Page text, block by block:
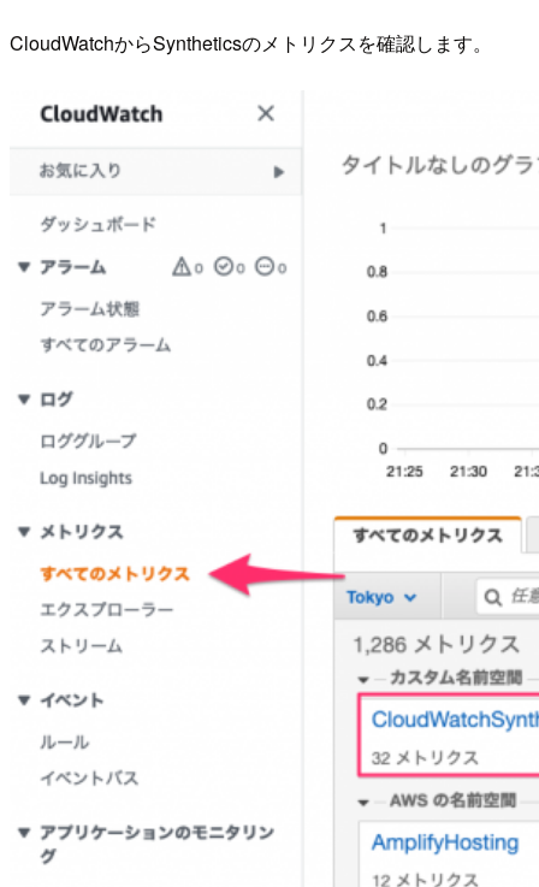
CloudWatchからSyntheticsのメトリクスを確認します。